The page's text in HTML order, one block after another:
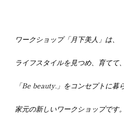
ワークショップ「月下美人」は、
ライフスタイルを見つめ、育てて
「Be beauty.」をコンセプトに暮
家元の新しいワークショップです。